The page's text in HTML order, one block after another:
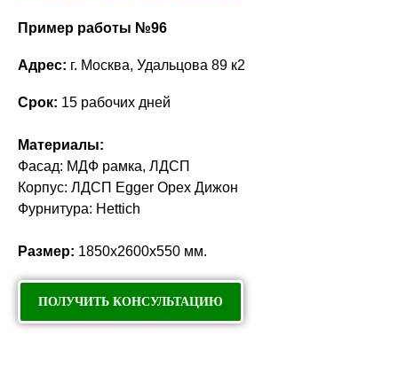
Пример работы №96
Адрес: г. Москва, Удальцова 89 к2
Срок: 15 рабочих дней
Материалы:
Фасад: МДФ рамка, ЛДСП
Корпус: ЛДСП Egger Орех Дижон
Фурнитура: Hettich
Размер: 1850х2600х550 мм.
ПОЛУЧИТЬ КОНСУЛЬТАЦИЮ